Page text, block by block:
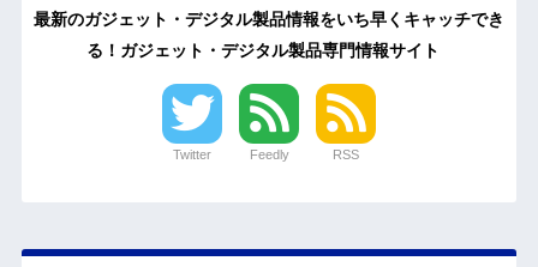
最新のガジェット・デジタル製品情報をいち早くキャッチでき
る！ガジェット・デジタル製品専門情報サイト
Twitter Feedly RSS